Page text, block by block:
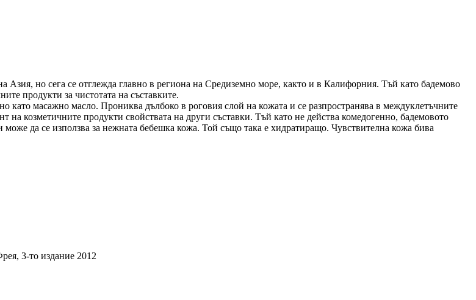
но сега се отглежда главно в региона на Средиземно море, както и в Калифорния. Тъй като бадемово
продукти за чистотата на съставките.
масажно масло. Прониква дълбоко в роговия слой на кожата и се разпространява в междуклетъчните
на козметичните продукти свойствата на други съставки. Тъй като не действа комедогенно, бадемовото
да се използва за нежната бебешка кожа. Той също така е хидратиращо. Чувствителна кожа бива
3-то издание 2012